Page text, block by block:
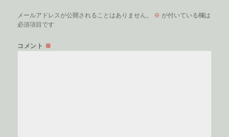
メールアドレスが公開されることはありません。 ※ が付いている欄は
必須項目です
コメント ※